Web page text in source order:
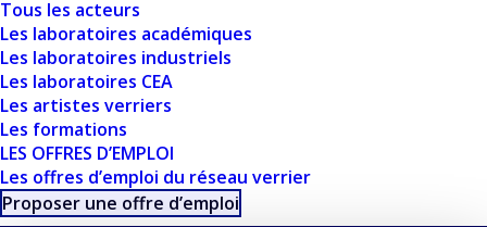
Tous les acteurs
Les laboratoires académiques
Les laboratoires industriels
Les laboratoires CEA
Les artistes verriers
Les formations
LES OFFRES D’EMPLOI
Les offres d’emploi du réseau verrier
Proposer une offre d’emploi
USTVERRE.FR
Vous pouvez retrouver toutes nos ressources, les
filtrer, trier et télécharger depuis cette page :
VISITER LES RESSOURCES DE